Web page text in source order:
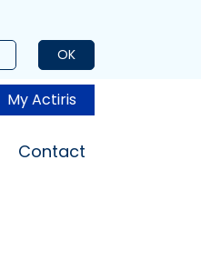
OK
My Actiris
Contact